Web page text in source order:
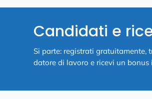
Candidati e
Si parte: registrati
datore di lavoro e ricevi un